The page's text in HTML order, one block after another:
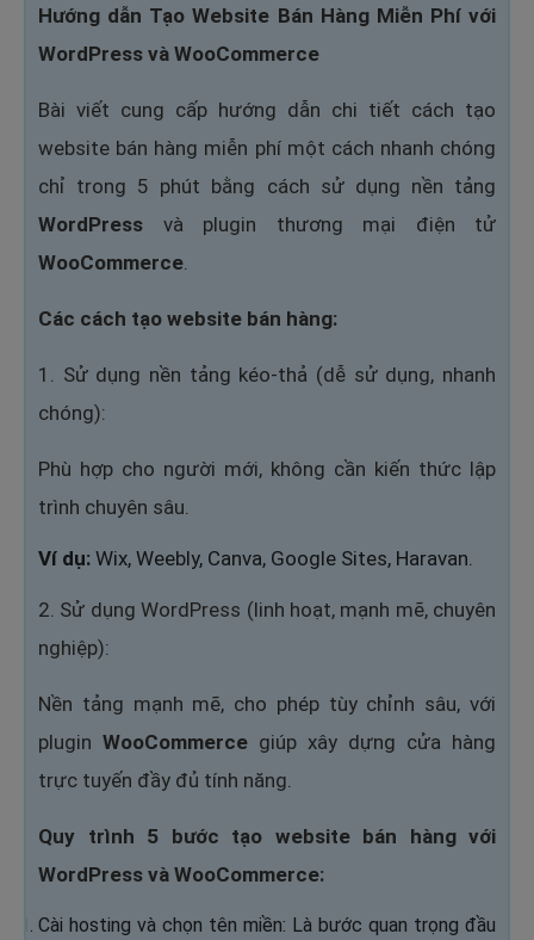
Hướng dẫn Tạo Website Bán Hàng Miễn Phí với
WordPress và WooCommerce
Bài viết cung cấp hướng dẫn chi tiết cách tạo
website bán hàng miễn phí một cách nhanh chóng
chỉ trong 5 phút bằng cách sử dụng nền tảng
WordPress và plugin thương mại điện tử
WooCommerce
Các cách tạo website bán hàng:
1. Sử dụng nền tảng kéo-thả (dễ sử dụng, nhanh
chóng):
Phù hợp cho người mới, không cần kiến thức lập
trình chuyên sâu.
Ví dụ: Wix, Weebly, Canva, Google Sites, Haravan.
2. Sử dụng WordPress (linh hoạt, mạnh mẽ, chuyên
nghiệp):
Nền tảng mạnh mẽ, cho phép tùy chỉnh sâu, với
plugin WooCommerce giúp xây dựng cửa hàng
trực tuyến đầy đủ tính năng.
Quy trình 5 bước tạo website bán hàng với
WordPress và WooCommerce:
Cài hosting và chọn tên miền: Là bước quan trọng đầu